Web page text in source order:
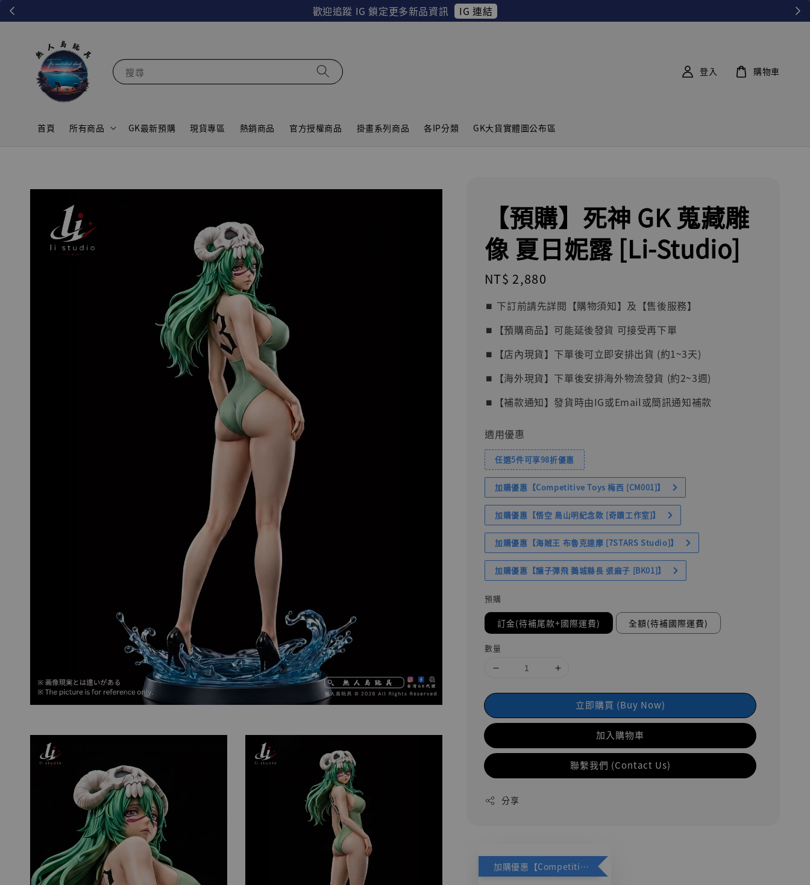
歡迎追蹤 IG 鎖定更多新品資訊 IG 連結
搜尋
首頁 所有商品 GK最新預購 現貨專區 熱銷商品 官方授權商品 掛畫系列商品 各IP分類 GK大貨實體圖公布區
登入 購物車
【預購】死神 GK 蒐藏雕
像 夏日妮露 [Li-Studio]
Regular
price
NT$ 2,880
⏹︎ 下訂前請先詳閱【購物須知】及【售後服務】
⏹︎【預購商品】可能延後發貨 可接受再下單
⏹︎【店內現貨】下單後可立即安排出貨 (約1~3天)
⏹︎【海外現貨】下單後安排海外物流發貨 (約2~3週)
⏹︎【補款通知】發貨時由IG或Email或簡訊通知補款
適用優惠
任選5件可享98折優惠
加購優惠【Competitive Toys 梅西 [CM001]】
加購優惠【悟空 鳥山明紀念款 [奇蹟工作室]】
加購優惠【海賊王 布魯克達摩 [7STARS Studio]】
加購優惠【讓子彈飛 鵝城縣長 張麻子 [BK01]】
預購
訂金(待補尾款+國際運費) 全額(待補國際運費)
數量
立即購買 (Buy Now)
加入購物車
聯繫我們 (Contact Us)
分享
加購優惠【Competitive Toys 梅西 [CM001]】